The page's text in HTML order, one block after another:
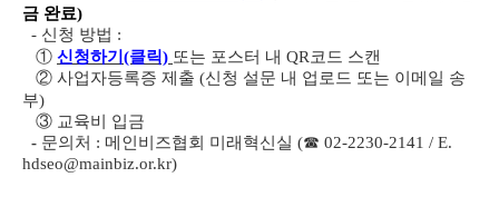
금 완료)
- 신청 방법 :
① 신청하기(클릭) 또는 포스터 내 QR코드 스캔
② 사업자등록증 제출 (신청 설문 내 업로드 또는 이메일 송
부)
③ 교육비 입금
- 문의처 : 메인비즈협회 미래혁신실 (☎ 02-2230-2141 / E.
hdseo@mainbiz.or.kr)